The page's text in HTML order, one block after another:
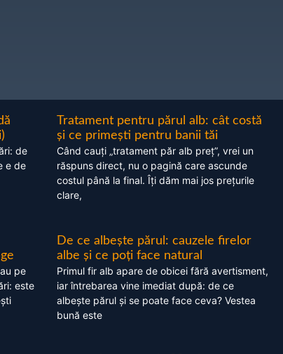
de
e de
Tratament pentru părul alb: cât costă
și ce primești pentru banii tăi
Când cauți „tratament păr alb preț”, vrei un
răspuns direct, nu o pagină care ascunde
costul până la final. Îți dăm mai jos prețurile
clare,
pe
este
De ce albește părul: cauzele firelor
albe și ce poți face natural
Primul fir alb apare de obicei fără avertisment,
iar întrebarea vine imediat după: de ce
albește părul și se poate face ceva? Vestea
bună este